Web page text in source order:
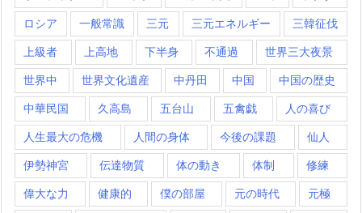
ロシア 一般常識 三元 三元エネルギー 三韓征伐
上級者 上高地 下半身 不通過 世界三大夜景
世界中 世界文化遺産 中丹田 中国 中国の歴史
中華民国 久高島 五台山 五禽戯 人の喜び
人生最大の危機 人間の身体 今後の課題 仙人
伊勢神宮 伝達物質 体の動き 体制 修練
偉大な力 健康的 僕の部屋 元の時代 元極